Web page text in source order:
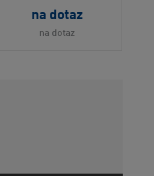
na dotaz
na dotaz